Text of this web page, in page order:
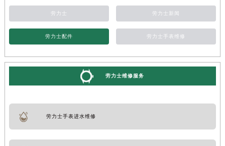
劳力士 劳力士新闻
劳力士配件 劳力士手表维修
劳力士维修服务
劳力士手表进水维修